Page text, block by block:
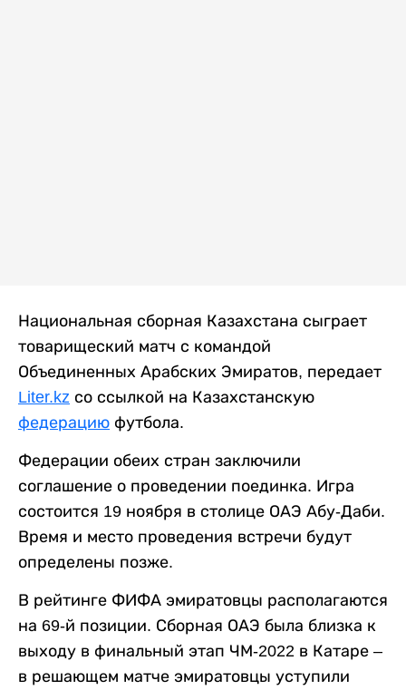
Национальная сборная Казахстана сыграет
товарищеский матч с командой
Объединенных Арабских Эмиратов, передает
Liter.kz со ссылкой на Казахстанскую
федерацию футбола.
Федерации обеих стран заключили
соглашение о проведении поединка. Игра
состоится 19 ноября в столице ОАЭ Абу-Даби.
Время и место проведения встречи будут
определены позже.
В рейтинге ФИФА эмиратовцы располагаются
на 69-й позиции. Сборная ОАЭ была близка к
выходу в финальный этап ЧМ-2022 в Катаре –
в решающем матче эмиратовцы уступили